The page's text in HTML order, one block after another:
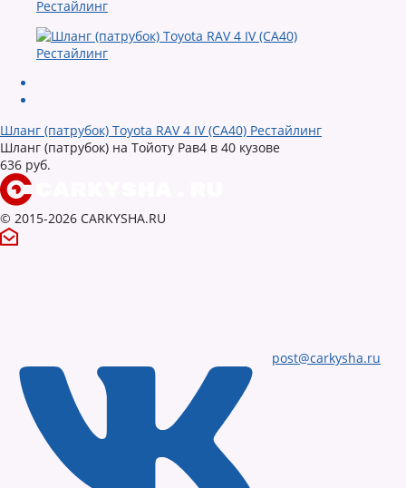
Шланг (патрубок) Toyota RAV 4 IV (CA40) Рестайлинг
Шланг (патрубок) на Тойоту Рав4 в 40 кузове
636 руб.
© 2015-2026 CARKYSHA.RU
post@carkysha.ru